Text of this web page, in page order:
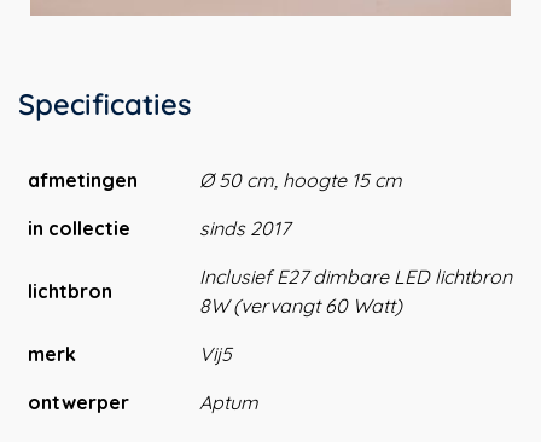
Specificaties
afmetingen
Ø 50 cm, hoogte 15 cm
in collectie
sinds 2017
lichtbron
Inclusief E27 dimbare LED lichtbron
8W (vervangt 60 Watt)
merk
Vij5
ontwerper
Aptum